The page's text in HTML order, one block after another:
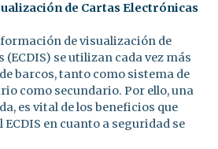
de Cartas Electrónicas
de visualización de
se utilizan cada vez más
barcos, tanto como sistema de
como secundario. Por ello, una
es vital de los beneficios que
en cuanto a seguridad se